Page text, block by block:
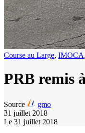
Course au Large, IMOCA,
PRB remis
Source
gmo
31 juillet 2018
Le 31 juillet 2018